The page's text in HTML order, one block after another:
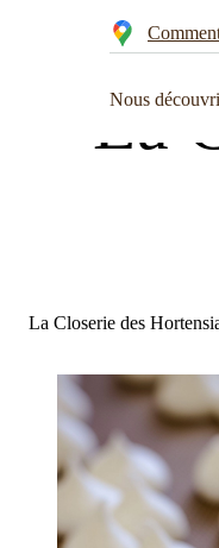
Nous
Restaurant
Mariage à
La
La Closerie des